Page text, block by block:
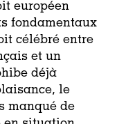
européen
fondamentaux
célébré entre
et un
déjà
le
manqué de